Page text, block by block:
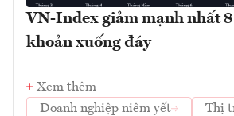
VN-Index giảm mạnh nhất
khoản xuống đáy
Xem thêm
Doanh nghiệp niêm yết
Thị